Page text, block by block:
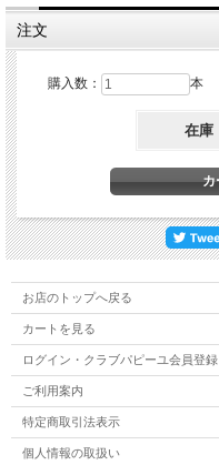
注文
購入数： 本
在庫
お店のトップへ戻る
カートを見る
ログイン・クラブパピーユ会員登録
ご利用案内
特定商取引法表示
個人情報の取扱い